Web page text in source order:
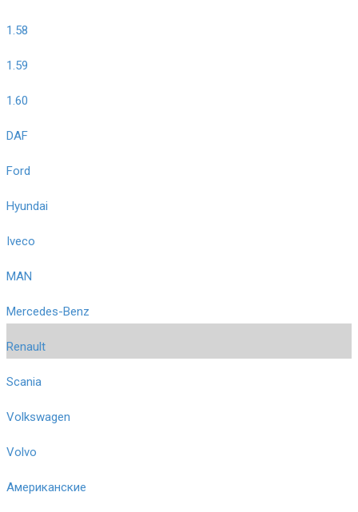
1.58
1.59
1.60
DAF
Ford
Hyundai
Iveco
MAN
Mercedes-Benz
Renault
Scania
Volkswagen
Volvo
Американские